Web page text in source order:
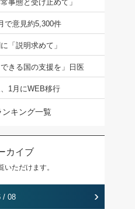
事態と受け止めて」
意見約5,300件
「説明求めて」
きる国の支援を」日医
1月にWEB移行
ンキング一覧
カイブ
いただけます。
/ 08 ›